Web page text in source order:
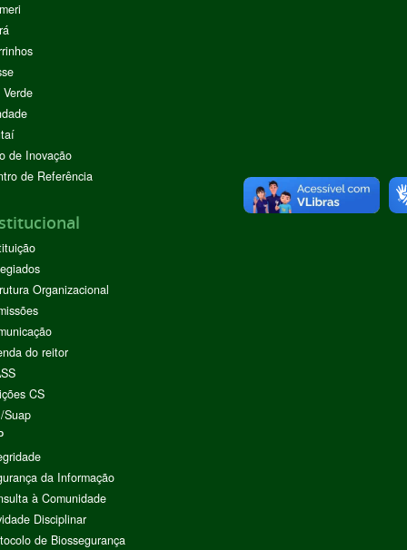
de Inovação
de Referência
Organizacional
do reitor
CS
Suap
da Informação
à Comunidade
Disciplinar
de Biossegurança